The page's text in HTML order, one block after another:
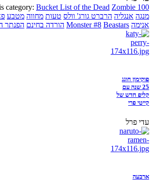
category: Bucket List of the Dead Zombie 100
מנגה אנגליה הרברט גורג' וולס טעות מחווה מטבע
אנימה
Monster #8 Beastars הורדה בחינם הפנתר
פוקימון חוגג
25 שנה עם
קליפ חדש של
קייטי פרי
עדי פרל
ארבעה